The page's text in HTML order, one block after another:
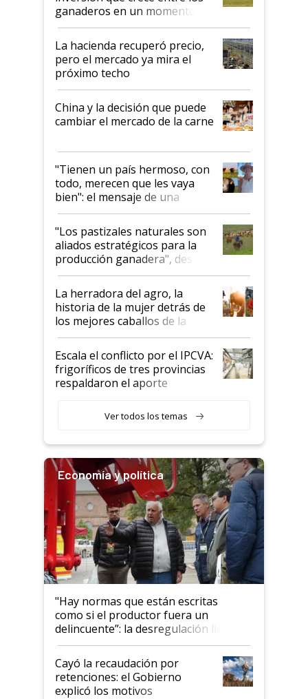
ganaderos en un momento
histórico para la actividad
La hacienda recuperó precio,
pero el mercado ya mira el
próximo techo
China y la decisión que puede
cambiar el mercado de la carne
"Tienen un país hermoso, con
todo, merecen que les vaya
bien": el mensaje de una
ganadera uruguaya sobre las
oportunidades que se abren
para el agro en Argentina, con
foco en la carne
"Los pastizales naturales son
aliados estratégicos para la
producción ganadera", destaca
la iniciativa que ya reúne a 46
establecimientos en Argentina
La herradora del agro, la
historia de la mujer detrás de
los mejores caballos de la
Argentina y los mitos que
todavía hacen sufrir a estos
animales: "Mientras me
descalificaban, yo seguí
haciendo currículum"
Escala el conflicto por el IPCVA:
frigoríficos de tres provincias
respaldaron el aporte
Ver todos los temas
Economía y política
"Hay normas que están escritas
como si el productor fuera un
delincuente”: la desregulación llegó
al Congreso Aapresid y hasta se
habló del financiamiento al IPCVA
Cayó la recaudación por
retenciones: el Gobierno
explicó los motivos